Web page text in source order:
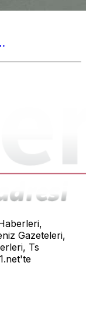
Gazeteleri,
Ts